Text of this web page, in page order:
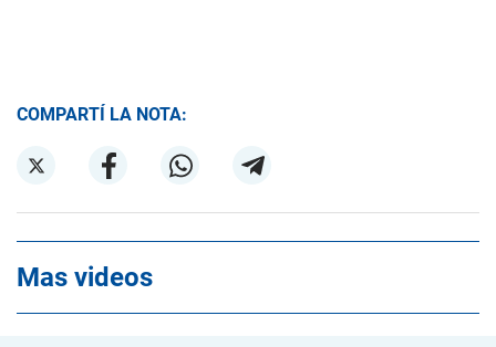
COMPARTÍ LA NOTA:
Mas videos